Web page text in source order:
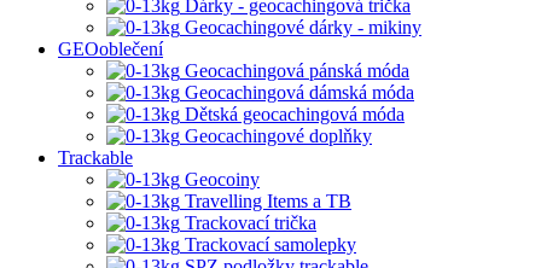
Dárky - geocachingová trička
Geocachingové dárky - mikiny
GEOoblečení
Geocachingová pánská móda
Geocachingová dámská móda
Dětská geocachingová móda
Geocachingové doplňky
Trackable
Geocoiny
Travelling Items a TB
Trackovací trička
Trackovací samolepky